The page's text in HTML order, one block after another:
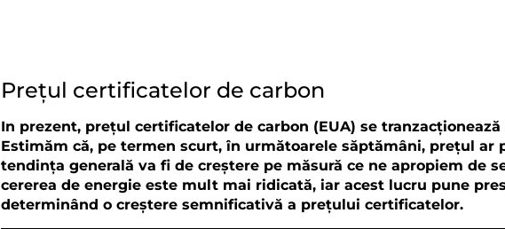
Prețul certificatelor de carbon
In prezent, prețul certificatelor de carbon (EUA) se tranzacționează
Estimăm că, pe termen scurt, în următoarele săptămâni, prețul ar
tendința generală va fi de creștere pe măsură ce ne apropiem de
cererea de energie este mult mai ridicată, iar acest lucru pune
determinând o creștere semnificativă a prețului certificatelor.